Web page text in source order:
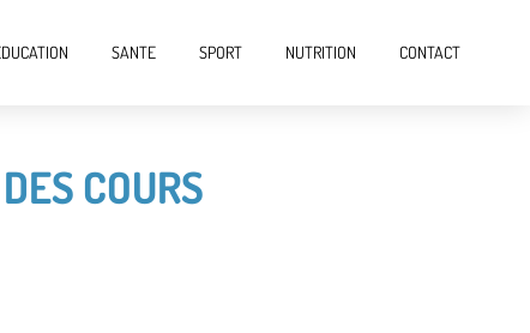
SANTE SPORT NUTRITION CONTACT
COURS